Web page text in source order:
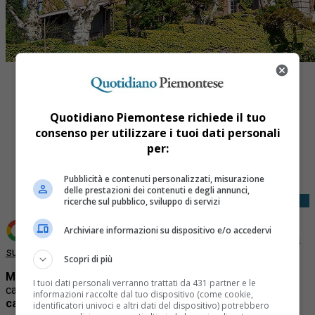
Aggiungi Quotidiano Piemontese come
Fonte preferita
su Google
MAZZÈ
– In Piemonte c’è un castello che resta chiuso
causa di problemi legati alla guerra tra Russia e Ucraina: è il
castello di Mazzè.
Quotidiano Piemontese richiede il tuo
consenso per utilizzare i tuoi dati personali
per:
Pubblicità e contenuti personalizzati, misurazione
delle prestazioni dei contenuti e degli annunci,
ricerche sul pubblico, sviluppo di servizi
Archiviare informazioni su dispositivo e/o accedervi
Scopri di più
I tuoi dati personali verranno trattati da 431 partner e le
informazioni raccolte dal tuo dispositivo (come cookie,
identificatori univoci e altri dati del dispositivo) potrebbero